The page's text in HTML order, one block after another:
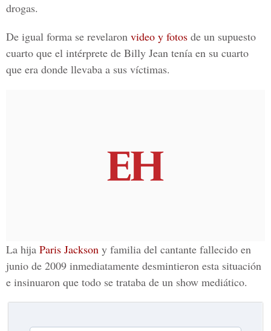
drogas.
De igual forma se revelaron video y fotos de un supuesto
cuarto que el intérprete de Billy Jean tenía en su cuarto
que era donde llevaba a sus víctimas.
La hija Paris Jackson y familia del cantante fallecido en
junio de 2009 inmediatamente desmintieron esta situación
e insinuaron que todo se trataba de un show mediático.